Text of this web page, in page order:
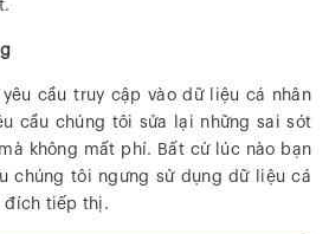
cầu truy cập vào dữ liệu cá nhân
cầu chúng tôi sửa lại những sai sót
không mất phí. Bất cứ lúc nào bạn
chúng tôi ngưng sử dụng dữ liệu cá
đích tiếp thị.